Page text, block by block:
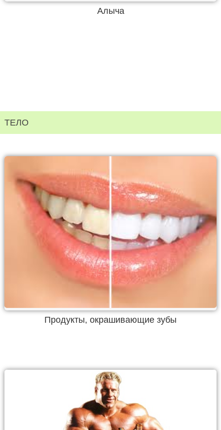
Алыча
ТЕЛО
Продукты, окрашивающие зубы